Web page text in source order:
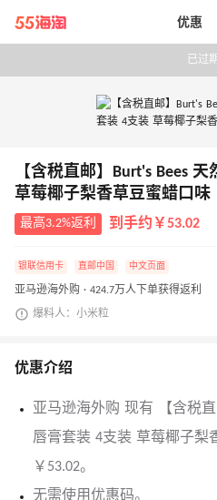
带你去官网买正品
优惠
已过期
【含税直邮】Burt's Bees
草莓椰子梨香草豆蜜蜡口味
最高3.2%返利 到手约￥53.02
银联信用卡 直邮中国 中文页面
亚马逊海外购 · 424.7万人下单获得返利
爆料人：小米粒
优惠介绍
亚马逊海外购 现有 【含税
唇膏套装 4支装 草莓椰子梨
￥53.02。
无需使用优惠码。